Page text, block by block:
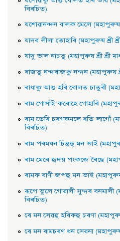
বিৰচিত)
যশােৱানন্দন বালক মেলে (মহাপুৰুষ
যাদব লীলা তােহাৰি (মহাপুৰুষ শ্ৰী
যাদু ভাল নাচতু (মহাপুৰুষ শ্ৰী শ্ৰী
ৰাজতু নন্দৰাজকু নন্দন (মহাপুৰুষ
ৰাধাকু আগু হৰি বােলত চাতুৰী
ৰাম গােসাঁই কৰােহে গােহাৰি
ৰাম তেৰি চৰণকমলে ৰতি লাগোঁ
বিৰচিত)
ৰাম পৰমধন চিন্তহু মন ভাই
ৰাম মেৰে হৃদয় পংকজে ৰৈছে
ৰামক বাণী জপহু মন ভাই (মহাপুৰুষ
ৰূপে ভুলে গােৱালী সুন্দৰ বনমালী
বিৰচিত)
ৰে মন সেৱহু হৰিকহু চৰণা (মহাপুৰুষ
ৰে মন ৰামচৰণ ধন সেৱনা (মহাপুৰুষ